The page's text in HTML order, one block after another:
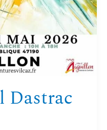
Dastrac